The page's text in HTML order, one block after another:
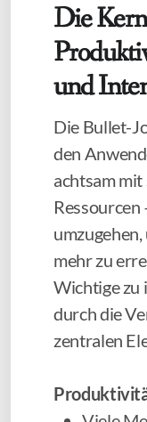
Die
und
Die Bullet-
den
achtsam
Ressourcen
mehr zu
Wichtige zu
durch die
zentralen